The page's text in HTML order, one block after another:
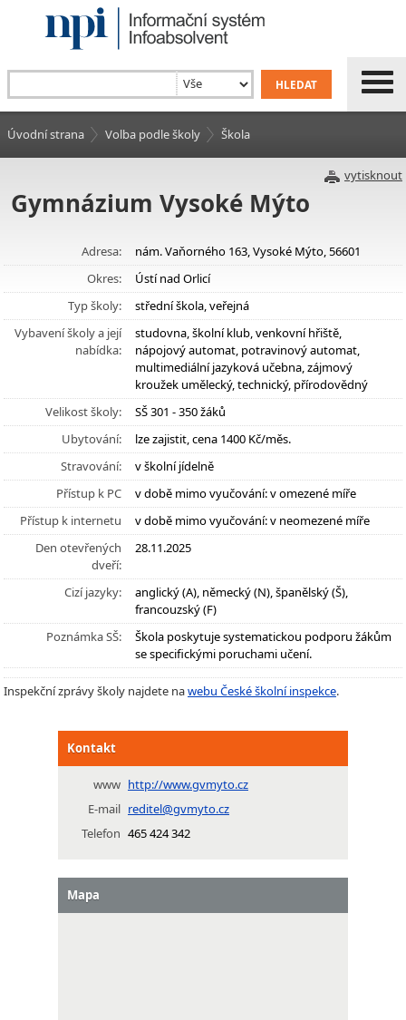
Úvodní strana Volba podle školy Škola
vytisknout
Gymnázium Vysoké Mýto
Adresa:
nám. Vaňorného 163, Vysoké Mýto, 56601
Okres:
Ústí nad Orlicí
Typ školy:
střední škola, veřejná
Vybavení školy a její
nabídka:
studovna, školní klub, venkovní hřiště,
nápojový automat, potravinový automat,
multimediální jazyková učebna, zájmový
kroužek umělecký, technický, přírodovědný
Velikost školy:
SŠ 301 - 350 žáků
Ubytování:
lze zajistit, cena 1400 Kč/měs.
Stravování:
v školní jídelně
Přístup k PC
v době mimo vyučování: v omezené míře
Přístup k internetu
v době mimo vyučování: v neomezené míře
Den otevřených
dveří:
28.11.2025
Cizí jazyky:
anglický (A), německý (N), španělský (Š),
francouzský (F)
Poznámka SŠ:
Škola poskytuje systematickou podporu žákům
se specifickými poruchami učení.
Inspekční zprávy školy najdete nawebu České školní inspekce.
Kontakt
www http://www.gvmyto.cz
E-mail reditel@gvmyto.cz
Telefon 465 424 342
Mapa